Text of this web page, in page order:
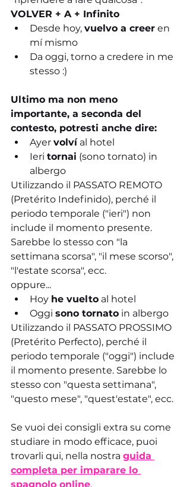
VOLVER + A + Infinito
Desde hoy, vuelvo a creer en
mí mismo
Da oggi, torno a credere in me
stesso :)
Ultimo ma non meno
importante, a seconda del
contesto, potresti anche dire:
Ayer volví al hotel
Ieri tornai (sono tornato) in
albergo
Utilizzando il PASSATO REMOTO
(Pretérito Indefinido), perché il
periodo temporale ("ieri") non
include il momento presente.
Sarebbe lo stesso con "la
settimana scorsa", "il mese scorso",
"l'estate scorsa", ecc.
oppure...
Hoy he vuelto al hotel
Oggi sono tornato in albergo
Utilizzando il PASSATO PROSSIMO
(Pretérito Perfecto), perché il
periodo temporale ("oggi") include
il momento presente. Sarebbe lo
stesso con "questa settimana",
"questo mese", "quest'estate", ecc.
Se vuoi dei consigli extra su come
studiare in modo efficace, puoi
trovarli qui, nella nostra guida
completa per imparare lo
spagnolo online.